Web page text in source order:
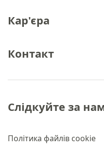
Кар'єра
Контакт
Політика файлів cookie
Слідкуйте за